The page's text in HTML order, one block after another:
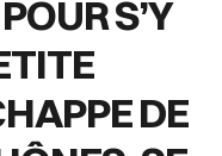
S’Y
DE